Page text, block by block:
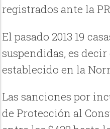
registrados ante la
El pasado 2013 19
suspendidas, es
establecido en la
Las sanciones por
de Protección al